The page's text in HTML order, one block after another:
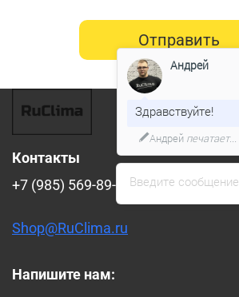
Отправить
Контакты
+7 (985) 569-89-88
Shop@RuClima.ru
Напишите нам:
Введите сообщение
Андрей
Здравствуйте!
Андрей печатает...